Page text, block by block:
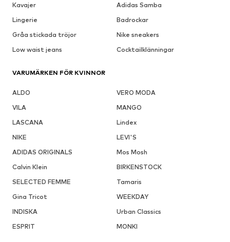
Kavajer
Adidas Samba
Lingerie
Badrockar
Gråa stickada tröjor
Nike sneakers
Low waist jeans
Cocktailklänningar
VARUMÄRKEN FÖR KVINNOR
ALDO
VERO MODA
VILA
MANGO
LASCANA
Lindex
NIKE
LEVI'S
ADIDAS ORIGINALS
Mos Mosh
Calvin Klein
BIRKENSTOCK
SELECTED FEMME
Tamaris
Gina Tricot
WEEKDAY
INDISKA
Urban Classics
ESPRIT
MONKI